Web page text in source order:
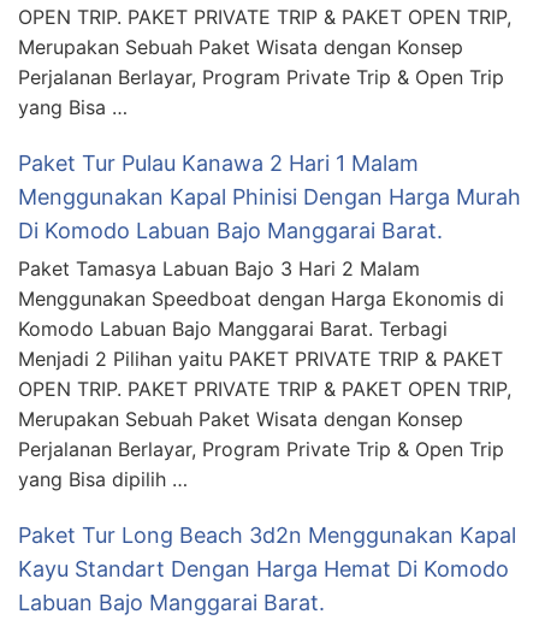
OPEN TRIP. PAKET PRIVATE TRIP & PAKET OPEN TRIP,
Merupakan Sebuah Paket Wisata dengan Konsep
Perjalanan Berlayar, Program Private Trip & Open Trip
yang Bisa …
Paket Tur Pulau Kanawa 2 Hari 1 Malam
Menggunakan Kapal Phinisi Dengan Harga Murah
Di Komodo Labuan Bajo Manggarai Barat.
Paket Tamasya Labuan Bajo 3 Hari 2 Malam
Menggunakan Speedboat dengan Harga Ekonomis di
Komodo Labuan Bajo Manggarai Barat. Terbagi
Menjadi 2 Pilihan yaitu PAKET PRIVATE TRIP & PAKET
OPEN TRIP. PAKET PRIVATE TRIP & PAKET OPEN TRIP,
Merupakan Sebuah Paket Wisata dengan Konsep
Perjalanan Berlayar, Program Private Trip & Open Trip
yang Bisa dipilih …
Paket Tur Long Beach 3d2n Menggunakan Kapal
Kayu Standart Dengan Harga Hemat Di Komodo
Labuan Bajo Manggarai Barat.